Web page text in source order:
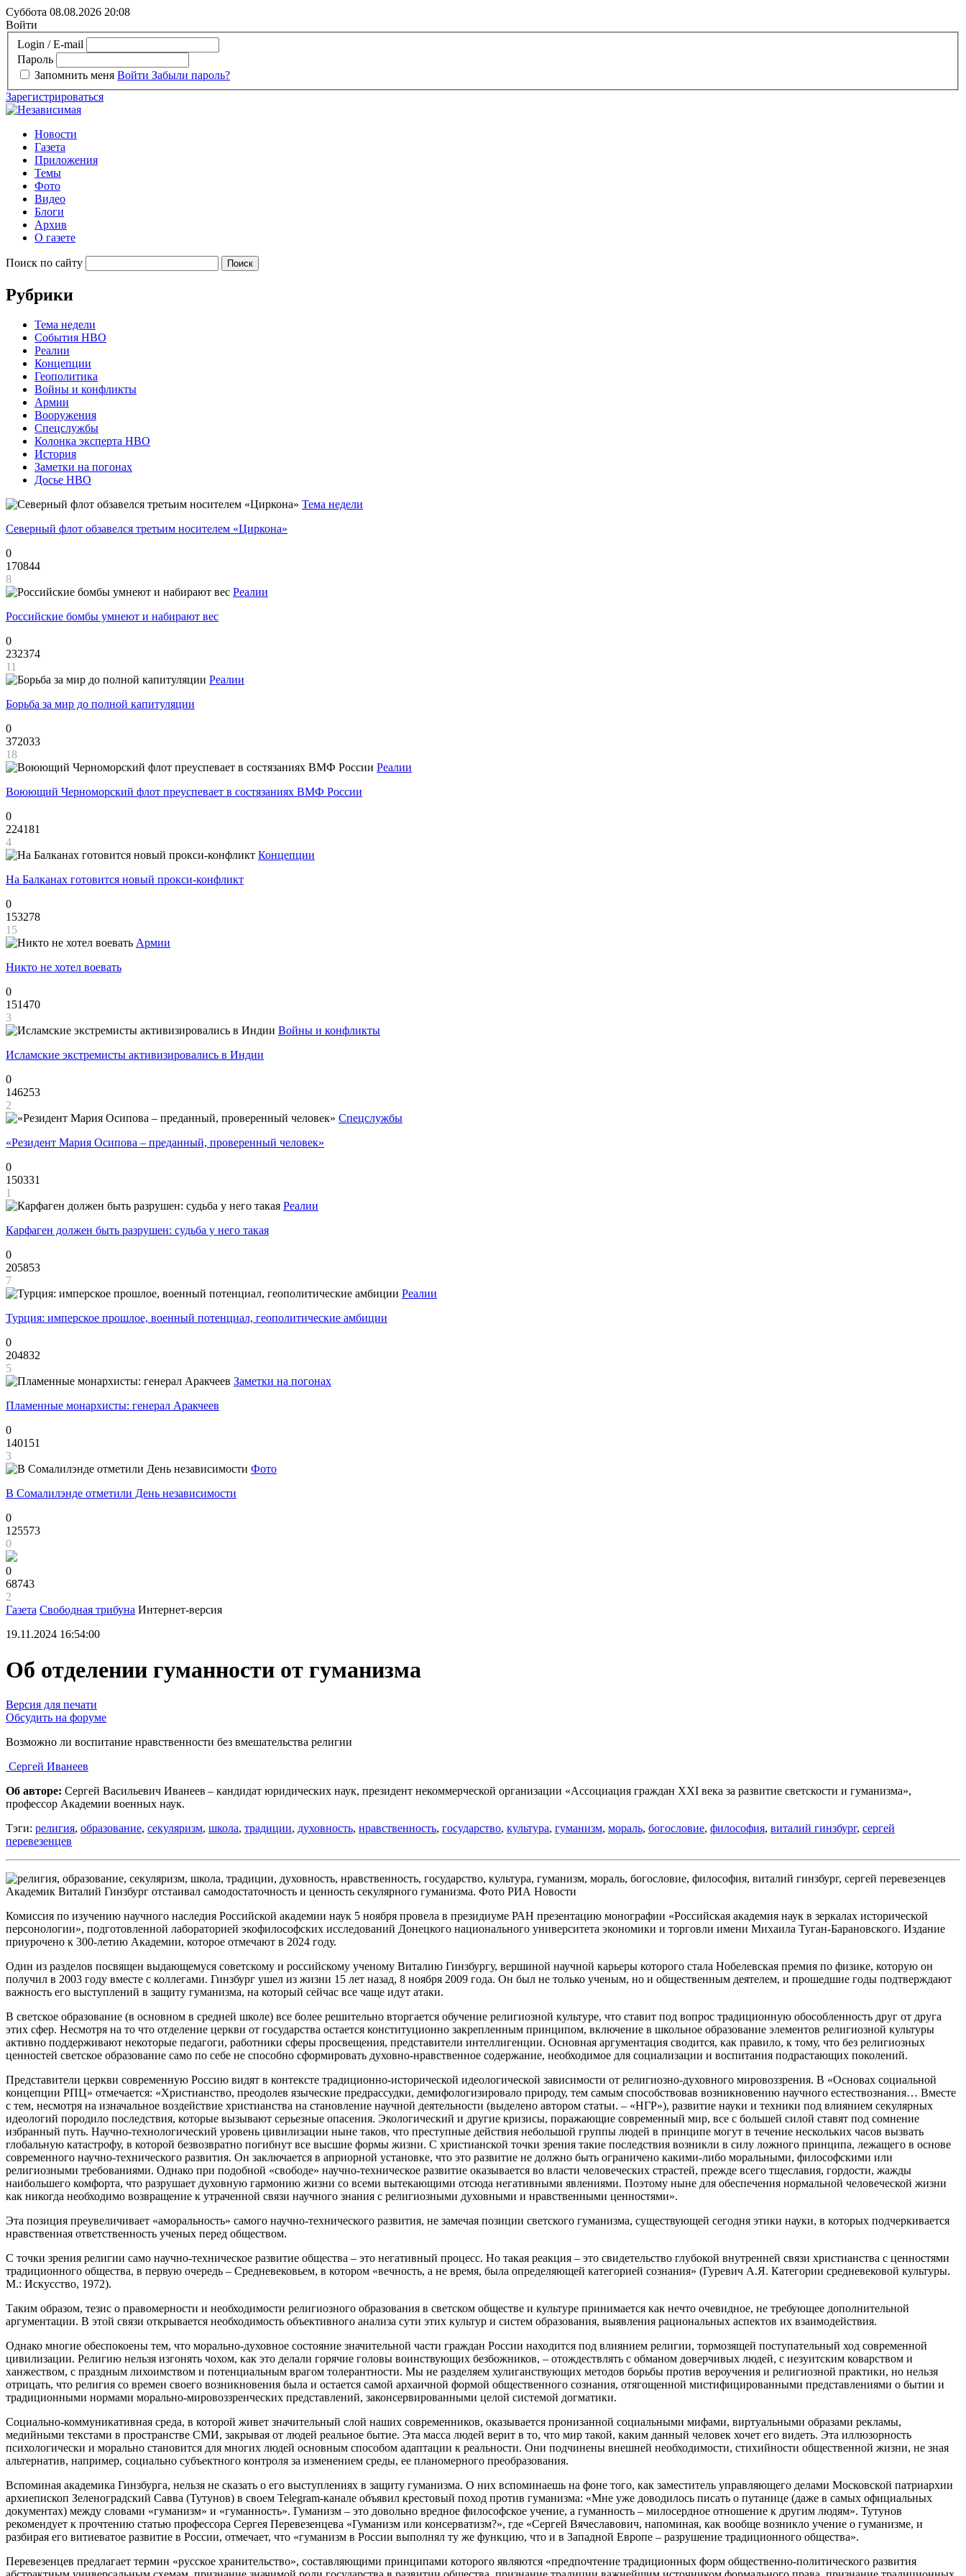
Суббота 08.08.2026 20:08
Войти
Login / E-mail
Пароль
Запомнить меня Войти Забыли пароль?
Зарегистрироваться
Новости
Газета
Приложения
Темы
Фото
Видео
Блоги
Архив
О газете
Поиск по сайту
Рубрики
Тема недели
События НВО
Реалии
Концепции
Геополитика
Войны и конфликты
Армии
Вооружения
Спецслужбы
Колонка эксперта НВО
История
Заметки на погонах
Досье НВО
Тема недели
Северный флот обзавелся третьим носителем «Циркона»
0
170844
8
Реалии
Российские бомбы умнеют и набирают вес
0
232374
11
Реалии
Борьба за мир до полной капитуляции
0
372033
18
Реалии
Воюющий Черноморский флот преуспевает в состязаниях ВМФ России
0
224181
4
Концепции
На Балканах готовится новый прокси-конфликт
0
153278
15
Армии
Никто не хотел воевать
0
151470
3
Войны и конфликты
Исламские экстремисты активизировались в Индии
0
146253
2
Спецслужбы
«Резидент Мария Осипова – преданный, проверенный человек»
0
150331
1
Реалии
Карфаген должен быть разрушен: судьба у него такая
0
205853
7
Реалии
Турция: имперское прошлое, военный потенциал, геополитические амбиции
0
204832
5
Заметки на погонах
Пламенные монархисты: генерал Аракчеев
0
140151
3
Фото
В Сомалилэнде отметили День независимости
0
125573
0
0
68743
2
Газета Свободная трибуна Интернет-версия
19.11.2024 16:54:00
Об отделении гуманности от гуманизма
Версия для печати
Обсудить на форуме
Возможно ли воспитание нравственности без вмешательства религии
Сергей Иванеев
Об авторе: Сергей Васильевич Иванеев – кандидат юридических наук, президент некоммерческой организации «Ассоциация граждан XXI века за развитие светскости и гуманизма»,
профессор Академии военных наук.
Тэги: религия, образование, секуляризм, школа, традиции, духовность, нравственность, государство, культура, гуманизм, мораль, богословие, философия, виталий гинзбург, сергей
перевезенцев
Академик Виталий Гинзбург отстаивал самодостаточность и ценность секулярного гуманизма. Фото РИА Новости
Комиссия по изучению научного наследия Российской академии наук 5 ноября провела в президиуме РАН презентацию монографии «Российская академия наук в зеркалах исторической
персонологии», подготовленной лабораторией экофилософских исследований Донецкого национального университета экономики и торговли имени Михаила Туган-Барановского. Издание
приурочено к 300-летию Академии, которое отмечают в 2024 году.
Один из разделов посвящен выдающемуся советскому и российскому ученому Виталию Гинзбургу, вершиной научной карьеры которого стала Нобелевская премия по физике, которую он
получил в 2003 году вместе с коллегами. Гинзбург ушел из жизни 15 лет назад, 8 ноября 2009 года. Он был не только ученым, но и общественным деятелем, и прошедшие годы подтверждают
важность его выступлений в защиту гуманизма, на который сейчас все чаще идут атаки.
В светское образование (в основном в средней школе) все более решительно вторгается обучение религиозной культуре, что ставит под вопрос традиционную обособленность друг от друга
этих сфер. Несмотря на то что отделение церкви от государства остается конституционно закрепленным принципом, включение в школьное образование элементов религиозной культуры
активно поддерживают некоторые педагоги, работники сферы просвещения, представители интеллигенции. Основная аргументация сводится, как правило, к тому, что без религиозных
ценностей светское образование само по себе не способно сформировать духовно-нравственное содержание, необходимое для социализации и воспитания подрастающих поколений.
Представители церкви современную Россию видят в контексте традиционно-исторической идеологической зависимости от религиозно-духовного мировоззрения. В «Основах социальной
концепции РПЦ» отмечается: «Христианство, преодолев языческие предрассудки, демифологизировало природу, тем самым способствовав возникновению научного естествознания… Вместе
с тем, несмотря на изначальное воздействие христианства на становление научной деятельности (выделено автором статьи. – «НГР»), развитие науки и техники под влиянием секулярных
идеологий породило последствия, которые вызывают серьезные опасения. Экологический и другие кризисы, поражающие современный мир, все с большей силой ставят под сомнение
избранный путь. Научно-технологический уровень цивилизации ныне таков, что преступные действия небольшой группы людей в принципе могут в течение нескольких часов вызвать
глобальную катастрофу, в которой безвозвратно погибнут все высшие формы жизни. С христианской точки зрения такие последствия возникли в силу ложного принципа, лежащего в основе
современного научно-технического развития. Он заключается в априорной установке, что это развитие не должно быть ограничено какими-либо моральными, философскими или
религиозными требованиями. Однако при подобной «свободе» научно-техническое развитие оказывается во власти человеческих страстей, прежде всего тщеславия, гордости, жажды
наибольшего комфорта, что разрушает духовную гармонию жизни со всеми вытекающими отсюда негативными явлениями. Поэтому ныне для обеспечения нормальной человеческой жизни
как никогда необходимо возвращение к утраченной связи научного знания с религиозными духовными и нравственными ценностями».
Эта позиция преувеличивает «аморальность» самого научно-технического развития, не замечая позиции светского гуманизма, существующей сегодня этики науки, в которых подчеркивается
нравственная ответственность ученых перед обществом.
С точки зрения религии само научно-техническое развитие общества – это негативный процесс. Но такая реакция – это свидетельство глубокой внутренней связи христианства с ценностями
традиционного общества, в первую очередь – Средневековьем, в котором «вечность, а не время, была определяющей категорией сознания» (Гуревич А.Я. Категории средневековой культуры.
М.: Искусство, 1972).
Таким образом, тезис о правомерности и необходимости религиозного образования в светском обществе и культуре принимается как нечто очевидное, не требующее дополнительной
аргументации. В этой связи открывается необходимость объективного анализа сути этих культур и систем образования, выявления рациональных аспектов их взаимодействия.
Однако многие обеспокоены тем, что морально-духовное состояние значительной части граждан России находится под влиянием религии, тормозящей поступательный ход современной
цивилизации. Религию нельзя изгонять чохом, как это делали горячие головы воинствующих безбожников, – отождествлять с обманом доверчивых людей, с иезуитским коварством и
ханжеством, с праздным лихоимством и потенциальным врагом толерантности. Мы не разделяем хулиганствующих методов борьбы против вероучения и религиозной практики, но нельзя
отрицать, что религия со времен своего возникновения была и остается самой архаичной формой общественного сознания, отягощенной мистифицированными представлениями о бытии и
традиционными нормами морально-мировоззренческих представлений, законсервированными целой системой догматики.
Социально-коммуникативная среда, в которой живет значительный слой наших современников, оказывается пронизанной социальными мифами, виртуальными образами рекламы,
медийными текстами в пространстве СМИ, закрывая от людей реальное бытие. Эта масса людей верит в то, что мир такой, каким данный человек хочет его видеть. Эта иллюзорность
психологически и морально становится для многих людей основным способом адаптации к реальности. Они подчинены внешней необходимости, стихийности общественной жизни, не зная
альтернатив, например, социально субъектного контроля за изменением среды, ее планомерного преобразования.
Вспоминая академика Гинзбурга, нельзя не сказать о его выступлениях в защиту гуманизма. О них вспоминаешь на фоне того, как заместитель управляющего делами Московской патриархии
архиепископ Зеленоградский Савва (Тутунов) в своем Telegram-канале объявил крестовый поход против гуманизма: «Мне уже доводилось писать о путанице (даже в самых официальных
документах) между словами «гуманизм» и «гуманность». Гуманизм – это довольно вредное философское учение, а гуманность – милосердное отношение к другим людям». Тутунов
рекомендует к прочтению статью профессора Сергея Перевезенцева «Гуманизм или консерватизм?», где «Сергей Вячеславович, напоминая, как вообще возникло учение о гуманизме, и
разбирая его витиеватое развитие в России, отмечает, что «гуманизм в России выполнял ту же функцию, что и в Западной Европе – разрушение традиционного общества».
Перевезенцев предлагает термин «русское хранительство», составляющими принципами которого являются «предпочтение традиционных форм общественно-политического развития